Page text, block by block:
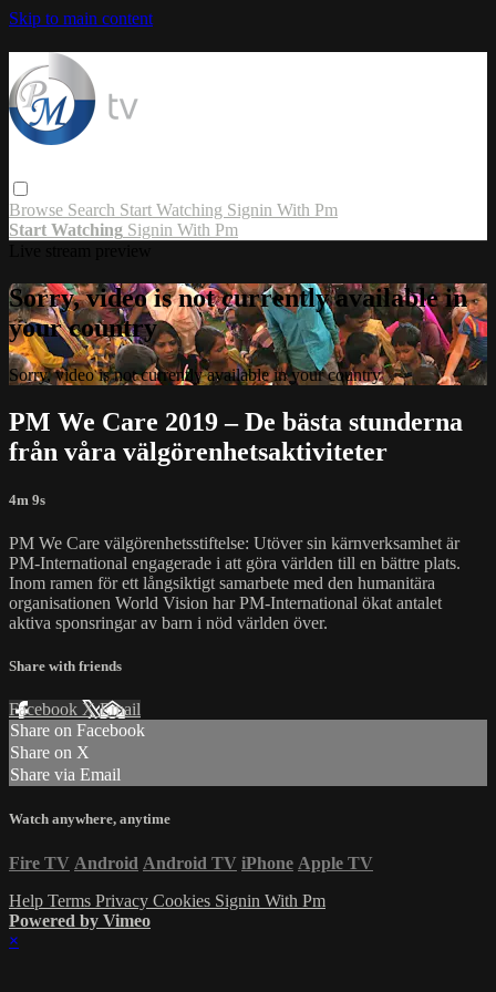
Skip to main content
Browse Search Start Watching Signin With Pm
Start Watching Signin With Pm
Sorry, video is not currently available in
your country
Sorry, video is not currently available in your country
PM We Care 2019 – De bästa stunderna
från våra välgörenhetsaktiviteter
4m 9s
PM We Care välgörenhetsstiftelse: Utöver sin kärnverksamhet är
PM-International engagerade i att göra världen till en bättre plats.
Inom ramen för ett långsiktigt samarbete med den humanitära
organisationen World Vision har PM-International ökat antalet
aktiva sponsringar av barn i nöd världen över.
Share with friends
Facebook XEmail
Share on Facebook
Share on X
Share via Email
Watch anywhere, anytime
Fire TV Android Android TV iPhone Apple TV
Help Terms Privacy Cookies Signin With Pm
Powered by Vimeo
×